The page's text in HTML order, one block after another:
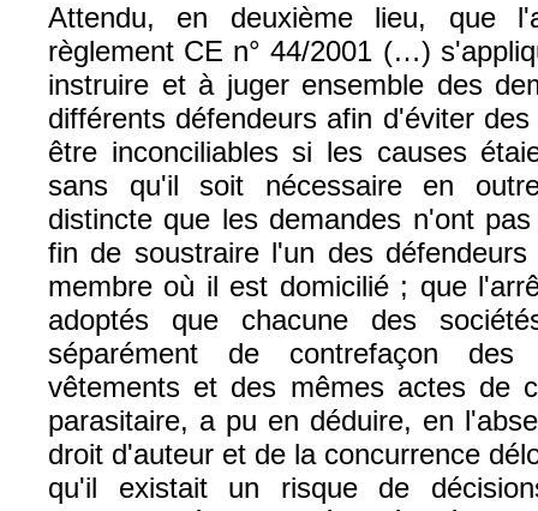
Attendu, en deuxième lieu, que
règlement CE n° 44/2001 (…)
instruire et à juger ensemble des
différents défendeurs afin d'éviter
être inconciliables si les causes
sans qu'il soit nécessaire en
distincte que les demandes n'ont
fin de soustraire l'un des
membre où il est domicilié ; que
adoptés que chacune des
séparément de contrefaçon
vêtements et des mêmes actes de
parasitaire, a pu en déduire, en
droit d'auteur et de la concurrence
qu'il existait un risque de